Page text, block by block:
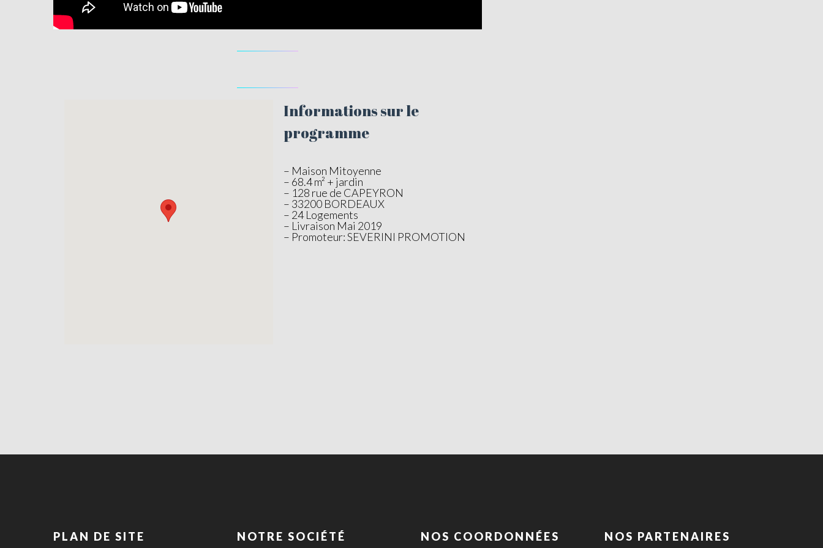
Informations sur le
programme
– Maison Mitoyenne
– 68.4 m² + jardin
– 128 rue de CAPEYRON
– 33200 BORDEAUX
– 24 Logements
– Livraison Mai 2019
– Promoteur: SEVERINI PROMOTION
PLAN DE SITE NOTRE SOCIÉTÉ NOS COORDONNÉES NOS PARTENAIRES